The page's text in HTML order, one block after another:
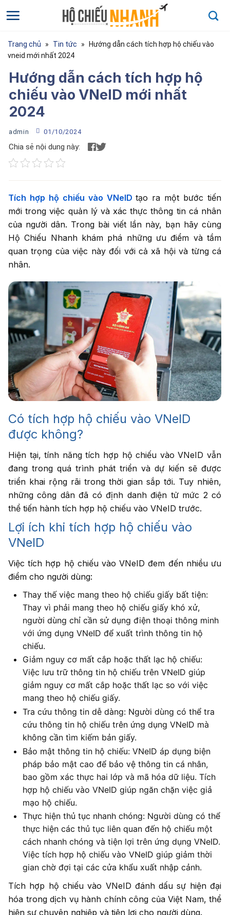
qua
dung
Trang chủ » Tin tức »
Hướng dẫn cách tích hợp hộ chiếu vào
vneid mới nhất 2024
Hướng dẫn cách tích hợp hộ
chiếu vào VNeID mới nhất
2024
admin 01/10/2024
Chia sẻ nội dung này:
Tích hợp hộ chiếu vào VNeID tạo ra một bước tiến
mới trong việc quản lý và xác thực thông tin cá nhân
của người dân. Trong bài viết lần này, bạn hãy cùng
Hộ Chiếu Nhanh khám phá những ưu điểm và tầm
quan trọng của việc này đối với cả xã hội và từng cá
nhân.
Có tích hợp hộ chiếu vào VNeID
được không?
Hiện tại, tính năng tích hợp hộ chiếu vào VNeID vẫn
đang trong quá trình phát triển và dự kiến sẽ được
triển khai rộng rãi trong thời gian sắp tới. Tuy nhiên,
những công dân đã có định danh điện tử mức 2 có
thể tiến hành tích hợp hộ chiếu vào VNeID trước.
Lợi ích khi tích hợp hộ chiếu vào
VNeID
Việc tích hợp hộ chiếu vào VNeID đem đến nhiều ưu
điểm cho người dùng:
Thay thế việc mang theo hộ chiếu giấy bất tiện:
Thay vì phải mang theo hộ chiếu giấy khó xử,
người dùng chỉ cần sử dụng điện thoại thông minh
với ứng dụng VNeID để xuất trình thông tin hộ
chiếu.
Giảm nguy cơ mất cắp hoặc thất lạc hộ chiếu:
Việc lưu trữ thông tin hộ chiếu trên VNeID giúp
giảm nguy cơ mất cắp hoặc thất lạc so với việc
mang theo hộ chiếu giấy.
Tra cứu thông tin dễ dàng: Người dùng có thể tra
cứu thông tin hộ chiếu trên ứng dụng VNeID mà
không cần tìm kiếm bản giấy.
Bảo mật thông tin hộ chiếu: VNeID áp dụng biện
pháp bảo mật cao để bảo vệ thông tin cá nhân,
bao gồm xác thực hai lớp và mã hóa dữ liệu. Tích
hợp hộ chiếu vào VNeID giúp ngăn chặn việc giả
mạo hộ chiếu.
Thực hiện thủ tục nhanh chóng: Người dùng có thể
thực hiện các thủ tục liên quan đến hộ chiếu một
cách nhanh chóng và tiện lợi trên ứng dụng VNeID.
Việc tích hợp hộ chiếu vào VNeID giúp giảm thời
gian chờ đợi tại các cửa khẩu xuất nhập cảnh.
Tích hợp hộ chiếu vào VNeID đánh dấu sự hiện đại
hóa trong dịch vụ hành chính công của Việt Nam, thể
hiện sự chuyên nghiệp và tiện lợi cho người dùng.
Điện thoại*
vấn*
Tư vấn
cho tôi